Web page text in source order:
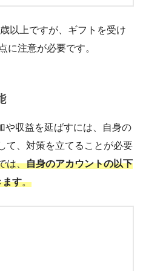
以上ですが、ギフトを受け
に注意が必要です。
や収益を延ばすには、自身の
て、対策を立てることが必要
は、自身のアカウントの以下
ます。